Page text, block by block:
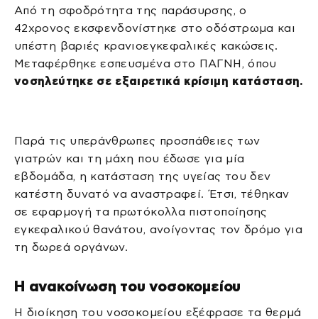
Από τη σφοδρότητα της παράσυρσης, ο
42χρονος εκσφενδονίστηκε στο οδόστρωμα και
υπέστη βαριές κρανιοεγκεφαλικές κακώσεις.
Μεταφέρθηκε εσπευσμένα στο ΠΑΓΝΗ, όπου
νοσηλεύτηκε σε εξαιρετικά κρίσιμη κατάσταση.
Παρά τις υπεράνθρωπες προσπάθειες των
γιατρών και τη μάχη που έδωσε για μία
εβδομάδα, η κατάσταση της υγείας του δεν
κατέστη δυνατό να αναστραφεί. Έτσι, τέθηκαν
σε εφαρμογή τα πρωτόκολλα πιστοποίησης
εγκεφαλικού θανάτου, ανοίγοντας τον δρόμο για
τη δωρεά οργάνων.
Η ανακοίνωση του νοσοκομείου
Η διοίκηση του νοσοκομείου εξέφρασε τα θερμά